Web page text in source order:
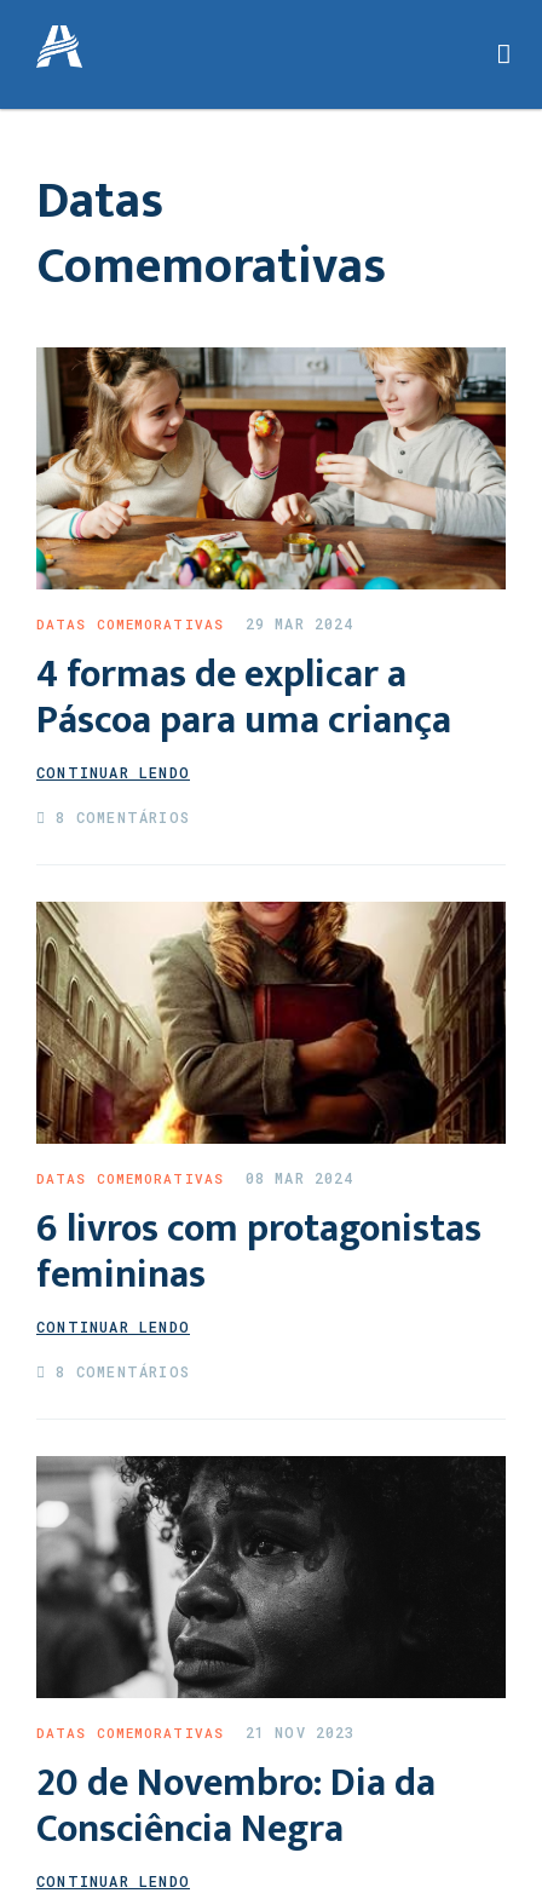
Datas
Comemorativas
DATAS COMEMORATIVAS 29 MAR 2024
4 formas de explicar a
Páscoa para uma criança
CONTINUAR LENDO
8 COMENTÁRIOS
DATAS COMEMORATIVAS 08 MAR 2024
6 livros com protagonistas
femininas
CONTINUAR LENDO
8 COMENTÁRIOS
DATAS COMEMORATIVAS 21 NOV 2023
20 de Novembro: Dia da
Consciência Negra
CONTINUAR LENDO